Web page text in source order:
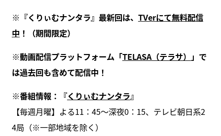
※ 『くりぃむナンタラ』最新回は、 TVerにて無料配信
中 ！（期間限定）
※動画配信プラットフォーム「TELASA（テラサ） 」で
は過去回も含めて配信中！
※番組情報：『くりぃむナンタラ』
【毎週月曜】よる11：45～深夜0：15、テレビ朝日系2
4局（※一部地域を除く）